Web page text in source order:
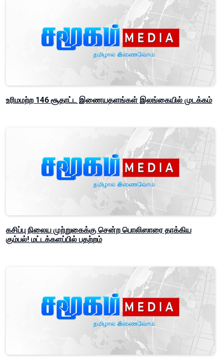
உரிமமற்ற 146 சூதாட்ட இணையதளங்கள் இலங்கையில் முடக்கம்
கசிப்பு நிலைய முற்றுகைக்கு சென்ற பொலிஸாரை தாக்கிய
கும்பல்! மட்டக்களப்பில் பதற்றம்